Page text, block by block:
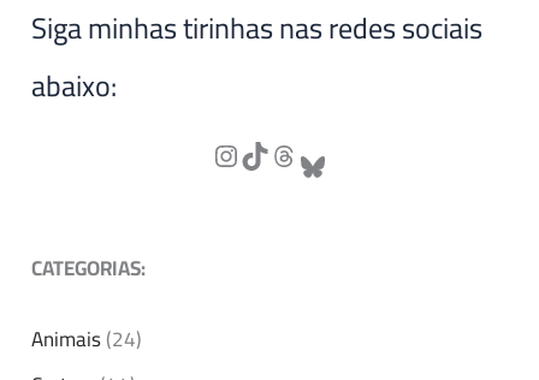
Siga minhas tirinhas nas redes sociais
abaixo:
CATEGORIAS:
Animais(24)